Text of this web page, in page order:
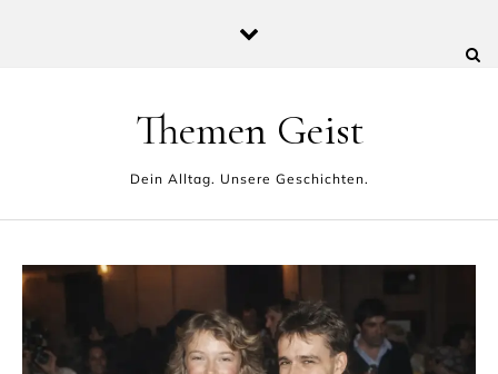
Themen Geist
Dein Alltag. Unsere Geschichten.